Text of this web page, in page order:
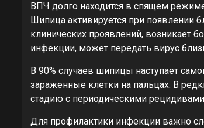
ВПЧ долго находится в спящем
Шипица активируется при появлении
клинических проявлений, возникает
инфекции, может передать вирус
В 90% случаев шипицы наступает
зараженные клетки на пальцах. В
стадию с периодическими
Для профилактики инфекции важно